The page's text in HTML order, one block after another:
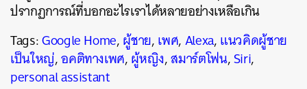
ปรากฏการณ์ที่บอกอะไรเราได้หลายอย่างเหลือเกิน
Tags:Google Home,ผู้ชาย,เพศ,Alexa,แนวคิดผู้ชาย
เป็นใหญ่,อคติทางเพศ,ผู้หญิง,สมาร์ตโฟน,Siri,
personal assistant